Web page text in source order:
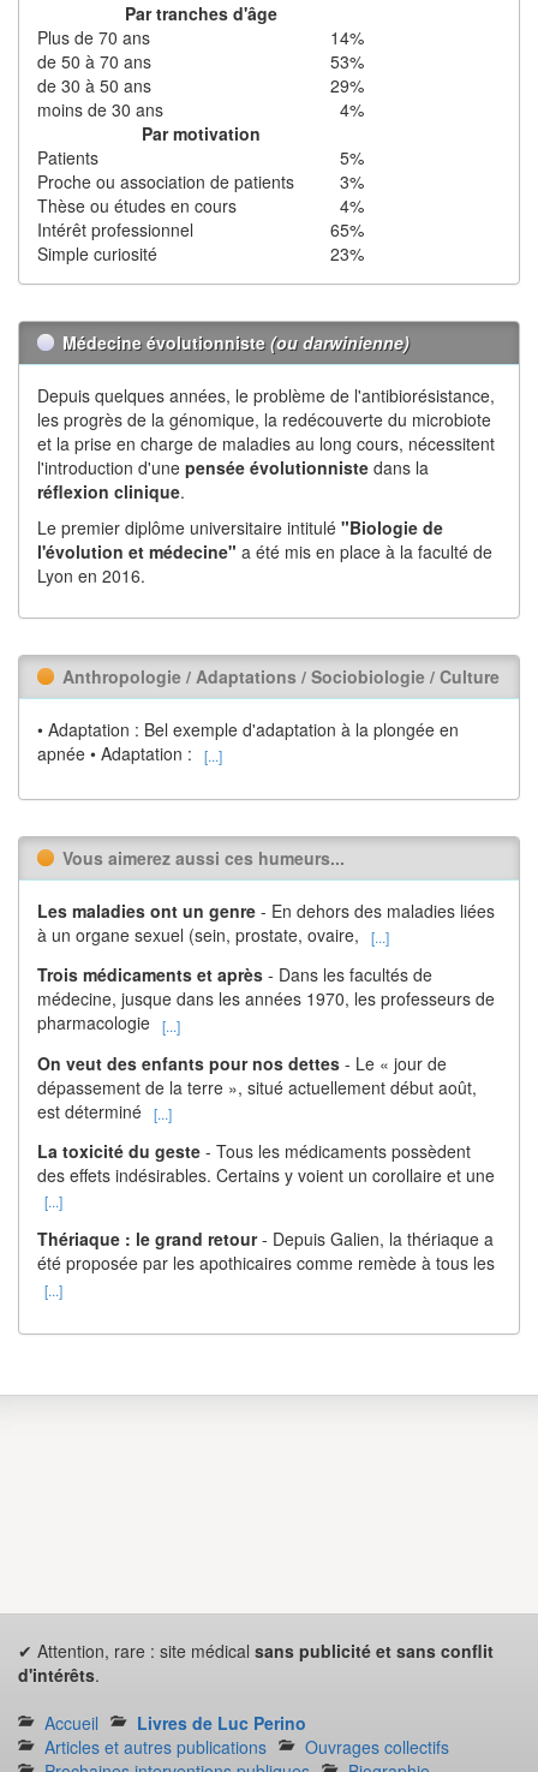
Par tranches d'âge
Plus de 70 ans
14%
de 50 à 70 ans
53%
de 30 à 50 ans
29%
moins de 30 ans
4%
Par motivation
Patients
5%
Proche ou association de patients
3%
Thèse ou études en cours
4%
Intérêt professionnel
65%
Simple curiosité
23%
Médecine évolutionniste (ou darwinienne)
Depuis quelques années, le problème de l'antibiorésistance,
les progrès de la génomique, la redécouverte du microbiote
et la prise en charge de maladies au long cours, nécessitent
l'introduction d'une pensée évolutionniste dans la
réflexion clinique.
Le premier diplôme universitaire intitulé "Biologie de
l'évolution et médecine" a été mis en place à la faculté de
Lyon en 2016.
Anthropologie / Adaptations / Sociobiologie / Culture
• Adaptation : Bel exemple d'adaptation à la plongée en
apnée • Adaptation :
[...]
Vous aimerez aussi ces humeurs...
Les maladies ont un genre - En dehors des maladies liées
à un organe sexuel (sein, prostate, ovaire,
[...]
Trois médicaments et après - Dans les facultés de
médecine, jusque dans les années 1970, les professeurs de
pharmacologie [...]
On veut des enfants pour nos dettes - Le « jour de
dépassement de la terre », situé actuellement début août,
est déterminé [...]
La toxicité du geste - Tous les médicaments possèdent
des effets indésirables. Certains y voient un corollaire et une
[...]
Thériaque : le grand retour- Depuis Galien, la thériaque a
été proposée par les apothicaires comme remède à tous les
[...]
✔ Attention, rare : site médical sans publicité et sans conflit
d'intérêts.
Accueil
Livres de Luc Perino
Articles et autres publications
Ouvrages collectifs